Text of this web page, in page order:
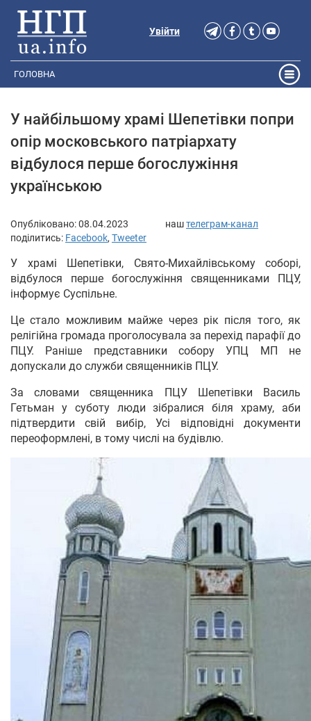
Увійти
ГОЛОВНА
У найбільшому храмі Шепетівки попри
опір московського патріархату
відбулося перше богослужіння
українською
Опубліковано:08.04.2023 наштелеграм-канал
поділитись: Facebook, Tweeter
У храмі Шепетівки, Свято-Михайлівському соборі,
відбулося перше богослужіння священниками ПЦУ,
інформує Суспільне.
Це стало можливим майже через рік після того, як
релігійна громада проголосувала за перехід парафії до
ПЦУ. Раніше представники собору УПЦ МП не
допускали до служби священників ПЦУ.
За словами священника ПЦУ Шепетівки Василь
Гетьман у суботу люди зібралися біля храму, аби
підтвердити свій вибір, Усі відповідні документи
переоформлені, в тому числі на будівлю.